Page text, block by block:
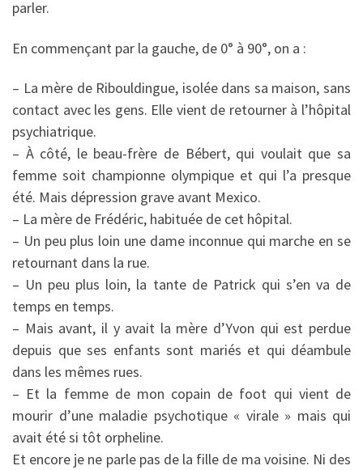
parler.
En commençant par la gauche, de 0° à 90°, on a :
– La mère de Ribouldingue, isolée dans sa maison, sans
contact avec les gens. Elle vient de retourner à l’hôpital
psychiatrique.
– À côté, le beau-frère de Bébert, qui voulait que sa
femme soit championne olympique et qui l’a presque
été. Mais dépression grave avant Mexico.
– La mère de Frédéric, habituée de cet hôpital.
– Un peu plus loin une dame inconnue qui marche en se
retournant dans la rue.
– Un peu plus loin, la tante de Patrick qui s’en va de
temps en temps.
– Mais avant, il y avait la mère d’Yvon qui est perdue
depuis que ses enfants sont mariés et qui déambule
dans les mêmes rues.
– Et la femme de mon copain de foot qui vient de
mourir d’une maladie psychotique « virale » mais qui
avait été si tôt orpheline.
Et encore je ne parle pas de la fille de ma voisine. Ni des